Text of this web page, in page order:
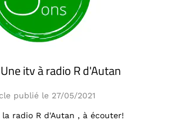
itv à radio R d'Autan
publié le 27/05/2021
radio R d'Autan , à écouter!